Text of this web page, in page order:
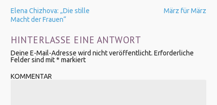
Elena Chizhova: „Die stille
Macht der Frauen“
März für März
HINTERLASSE EINE ANTWORT
Deine E-Mail-Adresse wird nicht veröffentlicht. Erforderliche
Felder sind mit* markiert
KOMMENTAR